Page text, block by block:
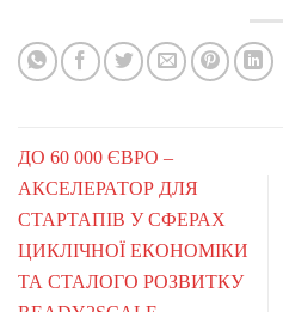
ДО 60 000 ЄВРО –
АКСЕЛЕРАТОР ДЛЯ
СТАРТАПІВ У СФЕРАХ
ЦИКЛІЧНОЇ ЕКОНОМІКИ
ТА СТАЛОГО РОЗВИТКУ